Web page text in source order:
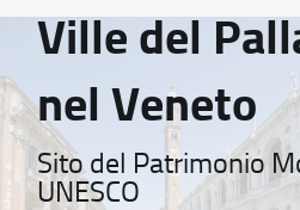
Ville del
nel Veneto
Sito del Patrimonio
UNESCO